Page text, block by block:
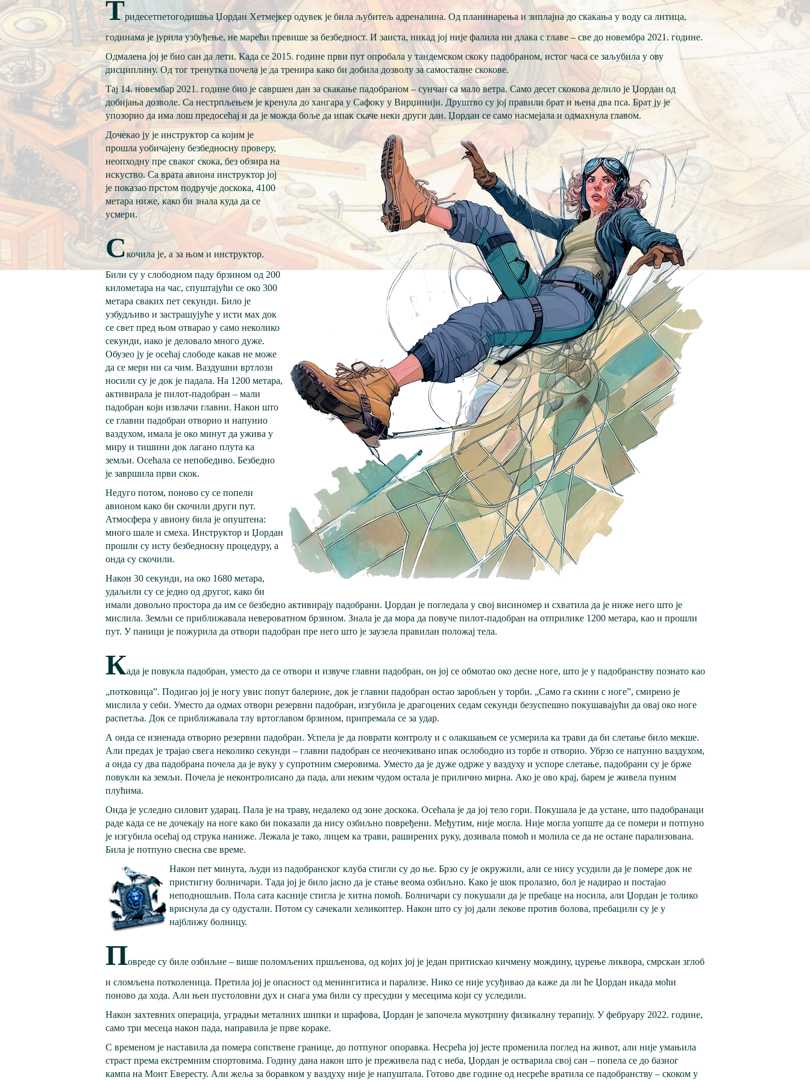
Тридесетпетогодишња Џордан Хетмејкер одувек је била љубитељ адреналина. Од планинарења и зиплајна до скакања у воду са литица,
годинама је јурила узбуђење, не марећи превише за безбедност. И заиста, никад јој није фалила ни длака с главе – све до новембра 2021. године.
Одмалена јој је био сан да лети. Када се 2015. године први пут опробала у тандемском скоку падобраном, истог часа се заљубила у ову
дисциплину. Од тог тренутка почела је да тренира како би добила дозволу за самосталне скокове.
Тај 14. новембар 2021. године био је савршен дан за скакање падобраном – сунчан са мало ветра. Само десет скокова делило је Џордан од
добијања дозволе. Са нестрпљењем је кренула до хангара у Сафоку у Вирџинији. Друштво су јој правили брат и њена два пса. Брат ју је
упозорио да има лош предосећај и да је можда боље да ипак скаче неки други дан. Џордан се само насмејала и одмахнула главом.
Дочекао ју је инструктор са којим је
прошла уобичајену безбедносну проверу,
неопходну пре сваког скока, без обзира на
искуство. Са врата авиона инструктор јој
је показао прстом подручје доскока, 4100
метара ниже, како би знала куда да се
усмери.
Скочила је, а за њом и инструктор.
Били су у слободном паду брзином од 200
километара на час, спуштајући се око 300
метара сваких пет секунди. Било је
узбудљиво и застрашујуће у исти мах док
се свет пред њом отварао у само неколико
секунди, иако је деловало много дуже.
Обузео ју је осећај слободе какав не може
да се мери ни са чим. Ваздушни вртлози
носили су је док је падала. На 1200 метара,
активирала је пилот-падобран – мали
падобран који извлачи главни. Након што
се главни падобран отворио и напунио
ваздухом, имала је око минут да ужива у
миру и тишини док лагано плута ка
земљи. Осећала се непобедиво. Безбедно
је завршила први скок.
Недуго потом, поново су се попели
авионом како би скочили други пут.
Атмосфера у авиону била је опуштена:
много шале и смеха. Инструктор и Џордан
прошли су исту безбедносну процедуру, а
онда су скочили.
Након 30 секунди, на око 1680 метара,
удаљили су се једно од другог, како би
имали довољно простора да им се безбедно активирају падобрани. Џордан је погледала у свој висиномер и схватила да је ниже него што је
мислила. Земљи се приближавала невероватном брзином. Знала је да мора да повуче пилот-падобран на отприлике 1200 метара, као и прошли
пут. У паници је пожурила да отвори падобран пре него што је заузела правилан положај тела.
Када је повукла падобран, уместо да се отвори и извуче главни падобран, он јој се обмотао око десне ноге, што је у падобранству познато као
„потковица”. Подигао јој је ногу увис попут балерине, док је главни падобран остао заробљен у торби. „Само га скини с ноге”, смирено је
мислила у себи. Уместо да одмах отвори резервни падобран, изгубила је драгоцених седам секунди безуспешно покушавајући да овај око ноге
распетља. Док се приближавала тлу вртоглавом брзином, припремала се за удар.
А онда се изненада отворио резервни падобран. Успела је да поврати контролу и с олакшањем се усмерила ка трави да би слетање било мекше.
Али предах је трајао свега неколико секунди – главни падобран се неочекивано ипак ослободио из торбе и отворио. Убрзо се напунио ваздухом,
а онда су два падобрана почела да је вуку у супротним смеровима. Уместо да је дуже одрже у ваздуху и успоре слетање, падобрани су је брже
повукли ка земљи. Почела је неконтролисано да пада, али неким чудом остала је прилично мирна. Ако је ово крај, барем је живела пуним
плућима.
Онда је уследио силовит ударац. Пала је на траву, недалеко од зоне доскока. Осећала је да јој тело гори. Покушала је да устане, што падобранаци
раде када се не дочекају на ноге како би показали да нису озбиљно повређени. Међутим, није могла. Није могла уопште да се помери и потпуно
је изгубила осећај од струка наниже. Лежала је тако, лицем ка трави, раширених руку, дозивала помоћ и молила се да не остане парализована.
Била је потпуно свесна све време.
Након пет минута, људи из падобранског клуба стигли су до ње. Брзо су је окружили, али се нису усудили да је помере док не
пристигну болничари. Тада јој је било јасно да је стање веома озбиљно. Како је шок пролазио, бол је надирао и постајао
неподношљив. Пола сата касније стигла је хитна помоћ. Болничари су покушали да је пребаце на носила, али Џордан је толико
вриснула да су одустали. Потом су сачекали хеликоптер. Након што су јој дали лекове против болова, пребацили су је у
најближу болницу.
Повреде су биле озбиљне – више поломљених пршљенова, од којих јој је један притискао кичмену мождину, цурење ликвора, смрскан зглоб
и сломљена потколеница. Претила јој је опасност од менингитиса и парализе. Нико се није усуђивао да каже да ли ће Џордан икада моћи
поново да хода. Али њен пустоловни дух и снага ума били су пресудни у месецима који су уследили.
Након захтевних операција, уградњи металних шипки и шрафова, Џордан је започела мукотрпну физикалну терапију. У фебруару 2022. године,
само три месеца након пада, направила је прве кораке.
С временом је наставила да помера сопствене границе, до потпуног опоравка. Несрећа јој јесте променила поглед на живот, али није умањила
страст према екстремним спортовима. Годину дана након што је преживела пад с неба, Џордан је остварила свој сан – попела се до базног
кампа на Монт Евересту. Али жеља за боравком у ваздуху није је напуштала. Готово две године од несреће вратила се падобранству – скоком у